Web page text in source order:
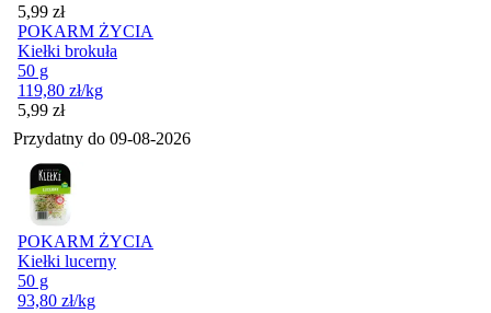
Cena
5,99 zł
POKARM ŻYCIA
Kiełki brokuła
50 g
119,80 zł/kg
Cena
5,99 zł
Przydatny do 09-08-2026
POKARM ŻYCIA
Kiełki lucerny
50 g
93,80 zł/kg